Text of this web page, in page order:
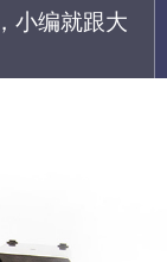
小编就跟大